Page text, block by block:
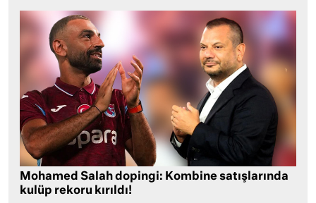
Mohamed Salah dopingi: Kombine satışlarında
kulüp rekoru kırıldı!